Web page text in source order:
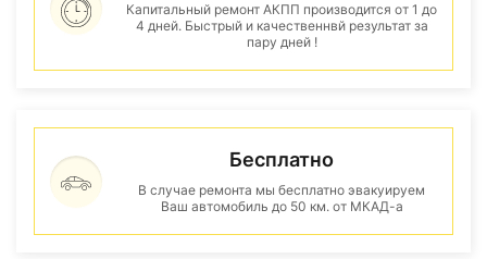
Капитальный ремонт АКПП производится от 1 до
4 дней. Быстрый и качественнвй результат за
пару дней !
Бесплатно
В случае ремонта мы бесплатно эвакуируем
Ваш автомобиль до 50 км. от МКАД-а